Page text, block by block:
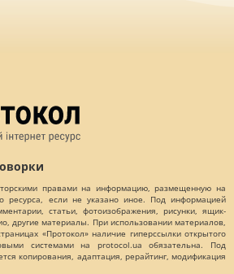
правами на информацию, размещенную на
ресурса, если не указано иное. Под информацией
статьи, фотоизображения, рисунки, ящик-
другие материалы. При использовании материалов,
«Протокол» наличие гиперссылки открытого
системами на protocol.ua обязательна. Под
копирования, адаптация, рерайтинг, модификация